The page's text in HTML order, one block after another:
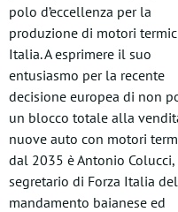
polo d’eccellenza per la
produzione di motori
Italia. A esprimere il suo
entusiasmo per la recente
decisione europea di non
un blocco totale alla
nuove auto con motori
dal 2035 è Antonio Colucci,
segretario di Forza Italia del
mandamento baianese ed